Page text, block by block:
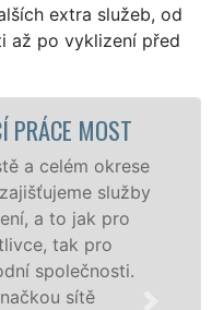
extra služeb, od
až po vyklizení před
VYKLÍZECÍ